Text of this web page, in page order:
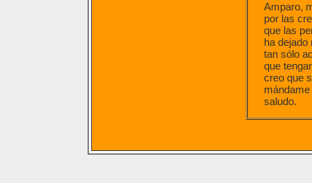
Amparo,
por las
que las
ha
tan sólo
que
creo que
saludo.